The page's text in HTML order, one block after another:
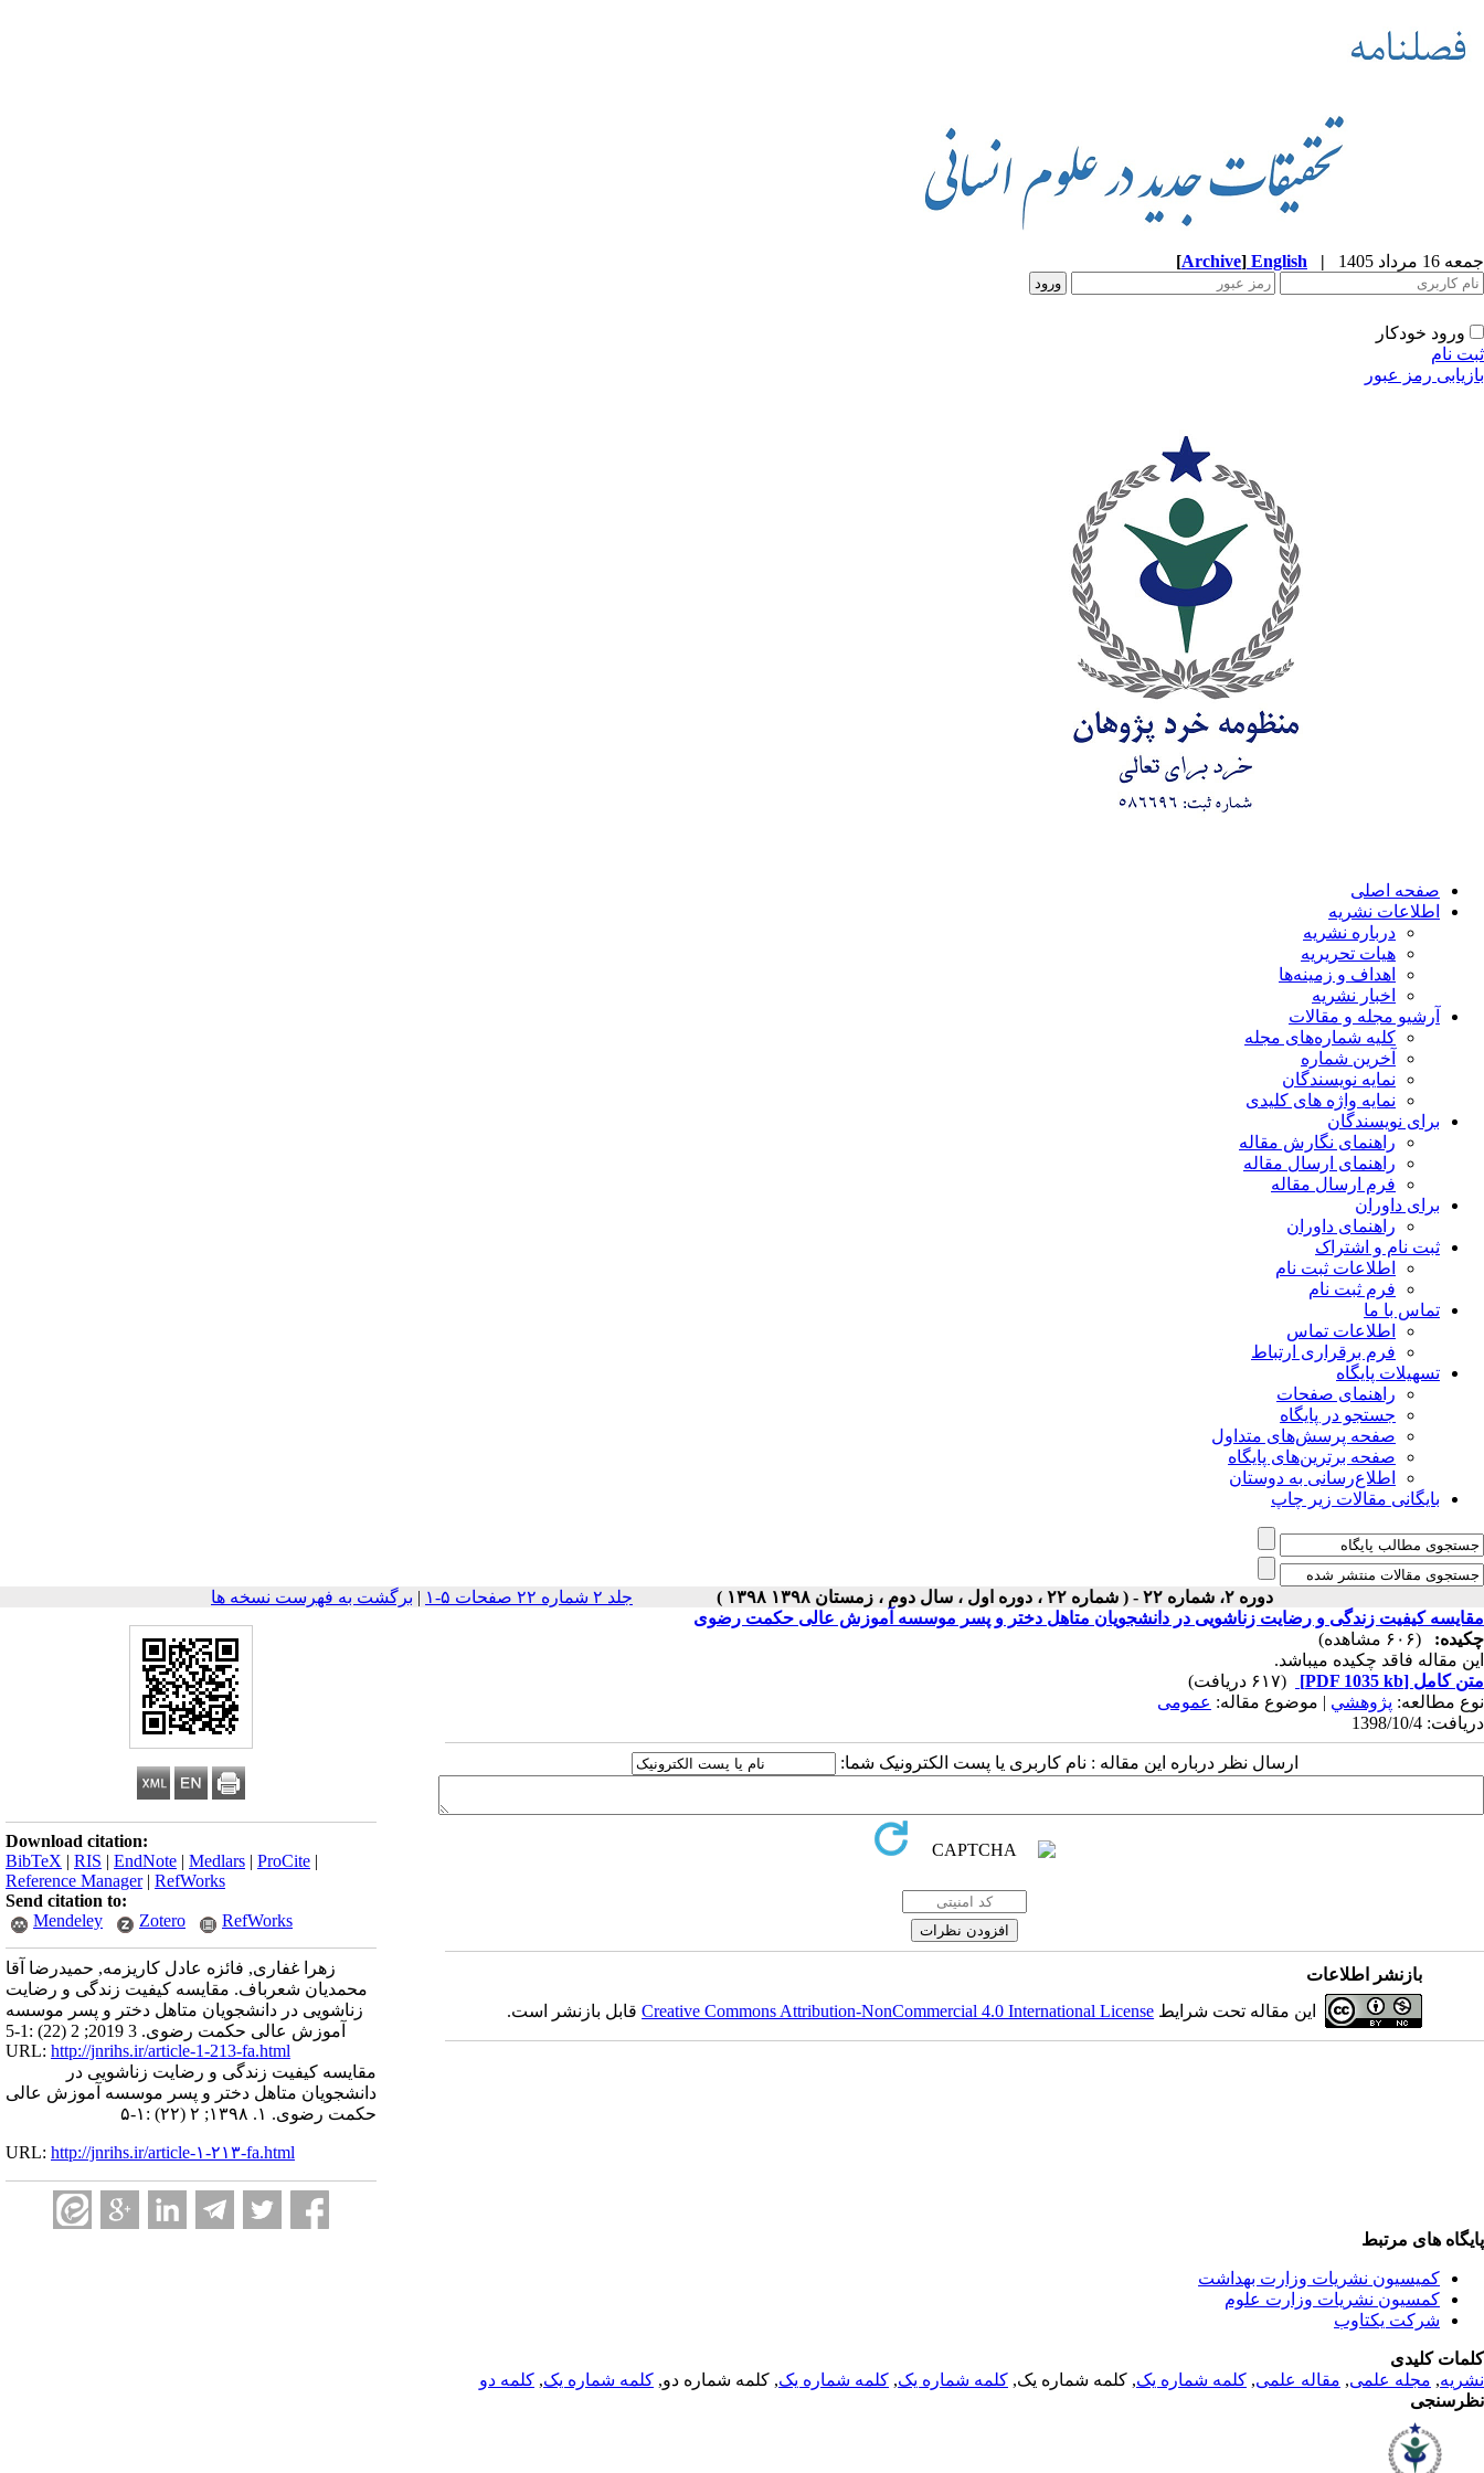
جمعه 16 مرداد 1405 |
English
[Archive]
ورود خودکار
ثبت نام
بازیابی رمز عبور
صفحه اصلی
اطلاعات نشریه
درباره نشریه
هیات تحریریه
اهداف و زمینه‌ها
اخبار نشریه
آرشیو مجله و مقالات
کلیه شماره‌های مجله
آخرین شماره
نمایه نویسندگان
نمایه واژه های کلیدی
برای نویسندگان
راهنمای نگارش مقاله
راهنمای ارسال مقاله
فرم ارسال مقاله
برای داوران
راهنمای داوران
ثبت نام و اشتراک
اطلاعات ثبت نام
فرم ثبت نام
تماس با ما
اطلاعات تماس
فرم برقراری ارتباط
تسهیلات پایگاه
راهنمای صفحات
جستجو در پایگاه
صفحه پرسش‌های متداول
صفحه برترین‌های پایگاه
اطلاع‌رسانی به دوستان
بایگانی مقالات زیر چاپ
دوره ۲، شماره ۲۲ - ( شماره ۲۲ ، دوره اول ، سال دوم ، زمستان ۱۳۹۸ ۱۳۹۸ ) جلد ۲ شماره ۲۲ صفحات ۵-۱ | برگشت به فهرست نسخه ها
Download citation:
BibTeX | RIS | EndNote | Medlars | ProCite |
Reference Manager| RefWorks
Send citation to:
Mendeley
Zotero RefWorks
زهرا غفاری, فائزه عادل کاریزمه, حمیدرضا آقا
محمدیان شعرباف. مقایسه کیفیت زندگی و رضایت
زناشویی در دانشجویان متاهل دختر و پسر موسسه
آموزش عالی حکمت رضوی. 3 2019; 2 (22) :1-5
URL: http://jnrihs.ir/article-1-213-fa.html
مقایسه کیفیت زندگی و رضایت زناشویی در
دانشجویان متاهل دختر و پسر موسسه آموزش عالی
حکمت رضوی. ۱. ۱۳۹۸; ۲ (۲۲) :۱-۵
URL: http://jnrihs.ir/article-۱-۲۱۳-fa.html
مقایسه کیفیت زندگی و رضایت زناشویی در دانشجویان متاهل دختر و پسر موسسه آموزش عالی حکمت رضوی
چکیده:
(۶۰۶ مشاهده)
این مقاله فاقد چکیده می​باشد.
متن کامل [PDF 1035 kb]
(۶۱۷ دریافت)
نوع مطالعه: پژوهشي | موضوع مقاله: عمومى
دریافت: 1398/10/4
ارسال نظر درباره این مقاله : نام کاربری یا پست الکترونیک شما:
بازنشر اطلاعات
این مقاله تحت شرایط Creative Commons Attribution-NonCommercial 4.0 International Licenseقابل بازنشر است.
پایگاه های مرتبط
کمیسیون نشریات وزارت بهداشت
کمسیون نشریات وزارت علوم
شرکت یکتاوب
کلمات کلیدی
نشریه, مجله علمی, مقاله علمی, کلمه شماره یک, کلمه شماره یک, کلمه شماره یک, کلمه شماره یک, کلمه شماره دو, کلمه شماره یک, کلمه دو
نظرسنجی